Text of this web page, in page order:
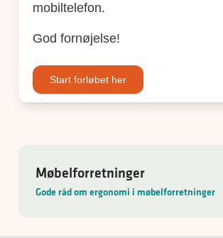
Møbelforretninger
Gode råd om ergonomi i møbelforretninger
mobiltelefon.
God fornøjelse!
Start forløbet her